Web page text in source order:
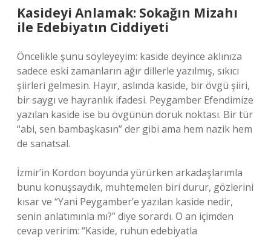
Kasideyi Anlamak: Sokağın Mizahı
ile Edebiyatın Ciddiyeti
Öncelikle şunu söyleyeyim: kaside deyince aklınıza
sadece eski zamanların ağır dillerle yazılmış, sıkıcı
şiirleri gelmesin. Hayır, aslında kaside, bir övgü şiiri,
bir saygı ve hayranlık ifadesi. Peygamber Efendimize
yazılan kaside ise bu övgünün doruk noktası. Bir tür
“abi, sen bambaşkasın” der gibi ama hem nazik hem
de sanatsal.
İzmir’in Kordon boyunda yürürken arkadaşlarımla
bunu konuşsaydık, muhtemelen biri durur, gözlerini
kısar ve “Yani Peygamber’e yazılan kaside nedir,
senin anlatımınla mı?” diye sorardı. O an içimden
cevap veririm: “Kaside, ruhun edebiyatla